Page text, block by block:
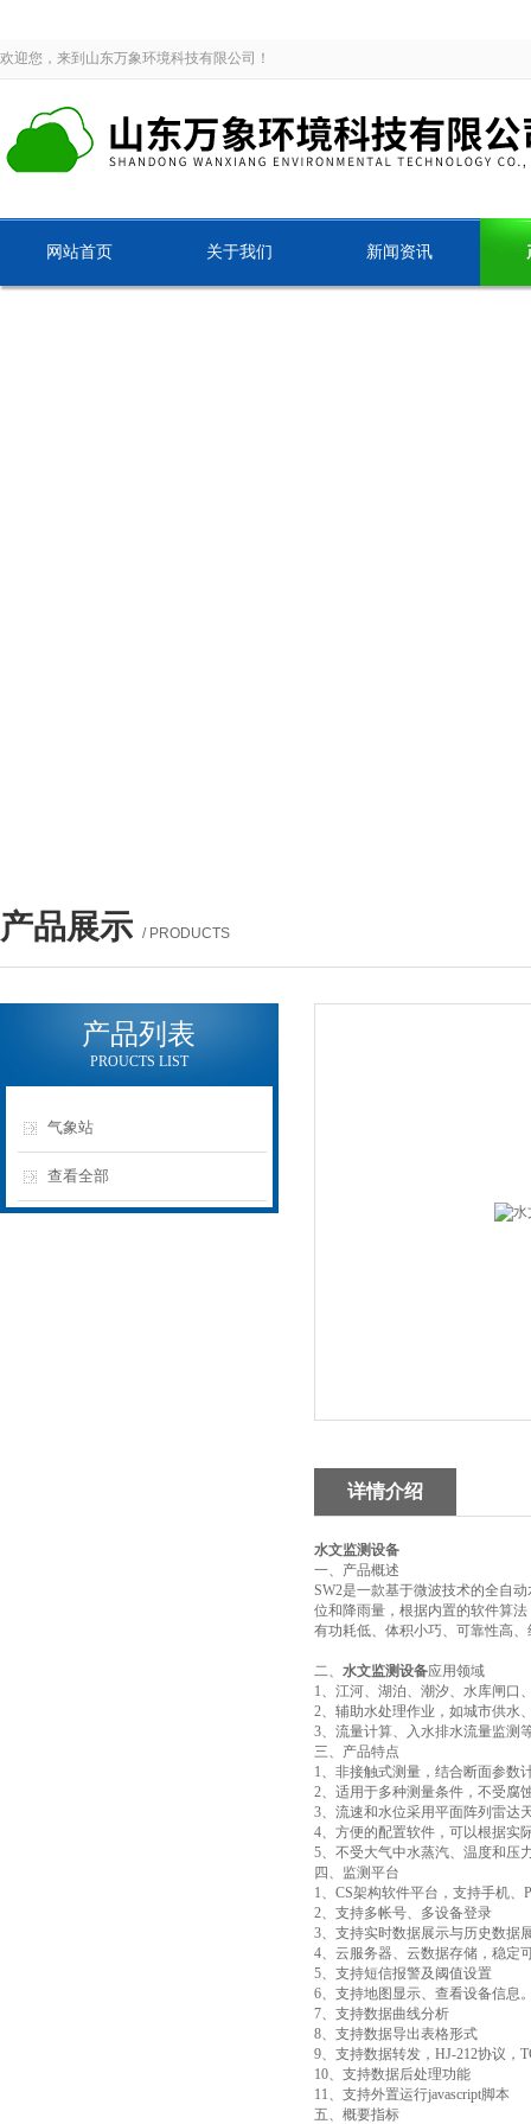
欢迎您，来到山东万象环境科技有限公司！
网站首页 关于我们 新闻资讯
产品展示 / PRODUCTS
产品列表
PROUCTS LIST
气象站
查看全部
详情介绍
水文监测设备
一、产品概述
SW2是一款基于微波技术的全自
位和降雨量，根据内置的软件算
有功耗低、体积小巧、可靠性高
二、 水文监测设备应用领域
1、江河、湖泊、潮汐、水库闸口
2、辅助水处理作业，如城市供水
3、流量计算、入水排水流量监测
三、产品特点
1、非接触式测量，结合断面参数
2、适用于多种测量条件，不受腐
3、流速和水位采用平面阵列雷达
4、方便的配置软件，可以根据实
5、不受大气中水蒸汽、温度和压
四、监测平台
1、CS架构软件平台，支持手机
2、支持多帐号、多设备登录
3、支持实时数据展示与历史数据
4、云服务器、云数据存储，稳定
5、支持短信报警及阈值设置
6、支持地图显示、查看设备信息
7、支持数据曲线分析
8、支持数据导出表格形式
9、支持数据转发，HJ-212协议，
10、支持数据后处理功能
11、支持外置运行javascript脚本
五、概要指标